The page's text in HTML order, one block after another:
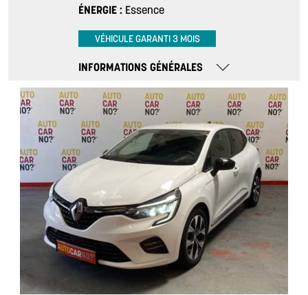
ÉNERGIE
Essence
VÉHICULE GARANTI 3 MOIS
INFORMATIONS GÉNÉRALES